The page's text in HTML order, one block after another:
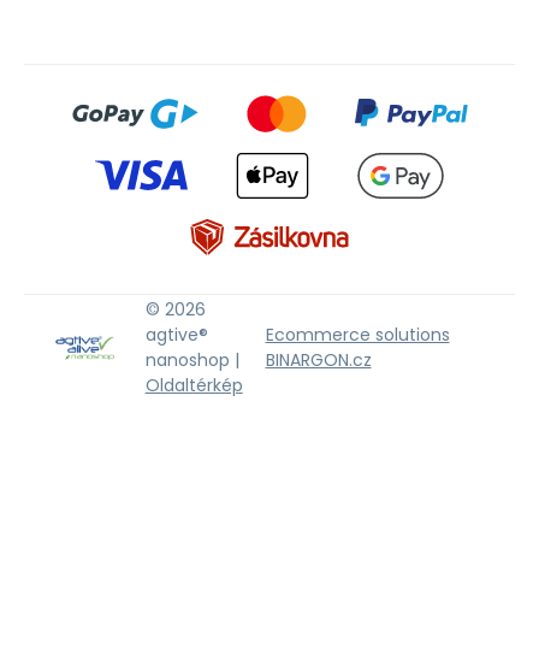
© 2026
agtive®
nanoshop |
Oldaltérkép
Ecommerce solutions
BINARGON.cz